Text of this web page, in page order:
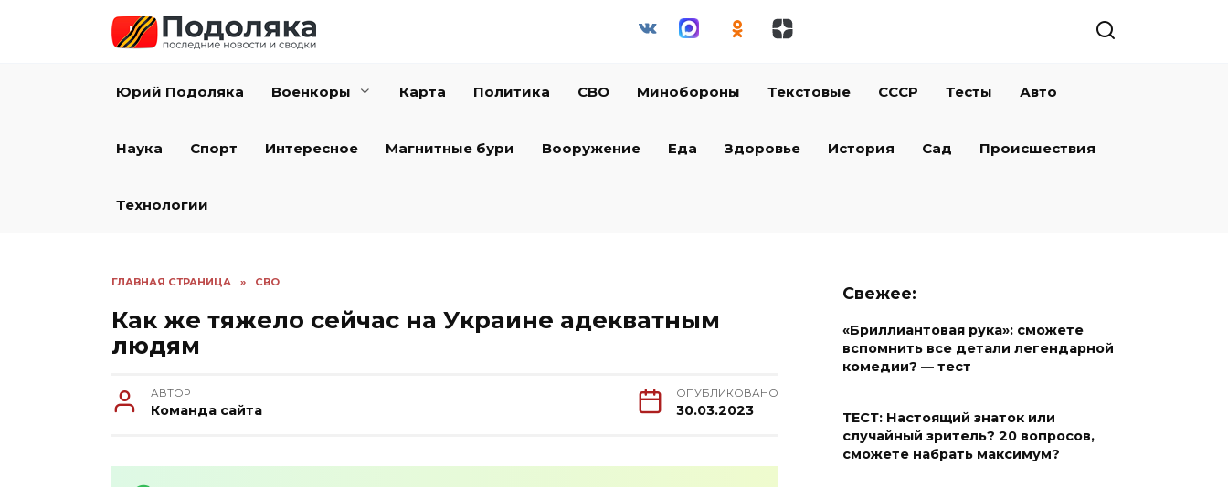
Юрий Подоляка Военкоры Карта Политика СВО Минобороны Текстовые СССР Тесты Авто
Наука Спорт Интересное Магнитные бури Вооружение Еда Здоровье История Сад Происшествия
Технологии
ГЛАВНАЯ СТРАНИЦА » СВО
Как же тяжело сейчас на Украине адекватным
людям
АВТОР
Команда сайта
ОПУБЛИКОВАНО
30.03.2023
Свежее:
«Бриллиантовая рука»: сможете
вспомнить все детали легендарной
комедии? — тест
ТЕСТ: Настоящий знаток или
случайный зритель? 20 вопросов,
сможете набрать максимум?